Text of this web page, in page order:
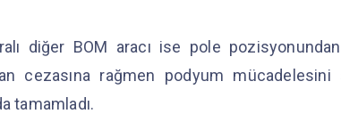
diğer BOM aracı ise pole pozisyonundan
cezasına rağmen podyum mücadelesini
tamamladı.